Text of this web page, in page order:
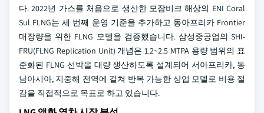
다. 2022년 가스를 처음으로 생산한 모잠비크 해상의 ENI Coral
Sul FLNG는 세 번째 운영 기준을 추가하고 동아프리카 Frontier
매장량을 위한 FLNG 모델을 검증했습니다. 삼성중공업의 SHI-
FRU(FLNG Replication Unit) 개념은 1.2~2.5 MTPA 용량 범위의 표
준화된 FLNG 선박을 대량 생산하도록 설계되어 서아프리카, 동
남아시아, 지중해 전역에 걸쳐 반복 가능한 상업 모델로 비용 절
감을 직접적으로 목표로 하고 있습니다.